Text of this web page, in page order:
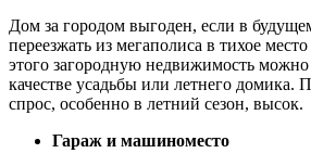
Дом за городом выгоден, если в
переезжать из мегаполиса в тихое
этого загородную недвижимость можно
качестве усадьбы или летнего домика.
спрос, особенно в летний сезон, высок.
Гараж и машиноместо